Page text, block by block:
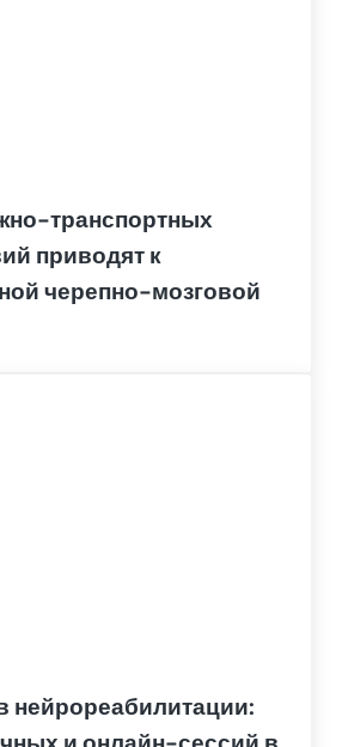
транспортных
приводят к
черепно-мозговой
нейрореабилитации: